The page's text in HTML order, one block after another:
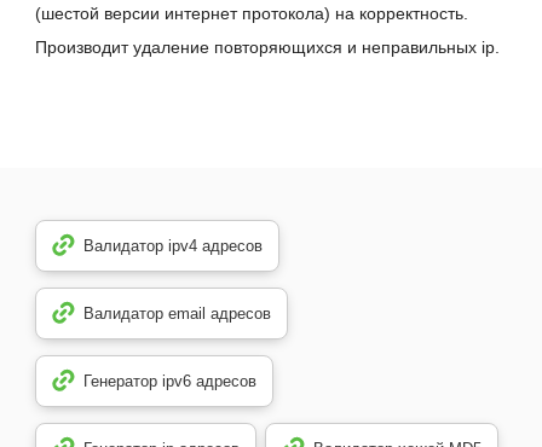
(шестой версии интернет протокола) на корректность.
Производит удаление повторяющихся и неправильных ip.
Валидатор ipv4 адресов
Валидатор email адресов
Генератор ipv6 адресов